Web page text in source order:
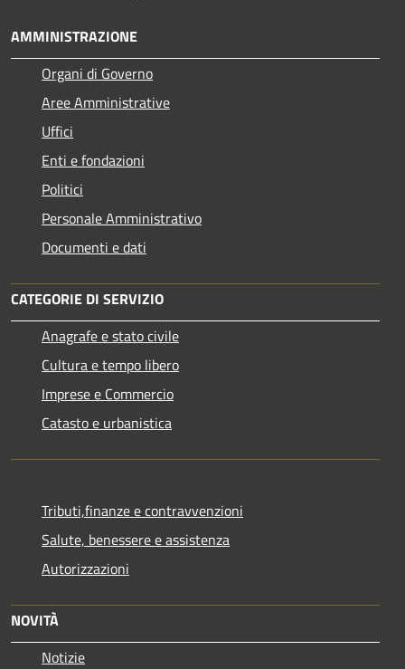
AMMINISTRAZIONE
Organi di Governo
Aree Amministrative
Uffici
Enti e fondazioni
Politici
Personale Amministrativo
Documenti e dati
CATEGORIE DI SERVIZIO
Anagrafe e stato civile
Cultura e tempo libero
Imprese e Commercio
Catasto e urbanistica
Tributi,finanze e contravvenzioni
Salute, benessere e assistenza
Autorizzazioni
NOVITÀ
Notizie